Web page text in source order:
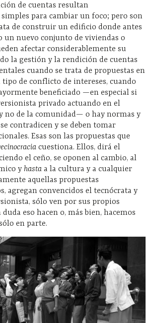
de cuentas resultan
para cambiar un foco; pero son
de construir un edificio donde antes
un nuevo conjunto de viviendas o
afectar considerablemente su
la gestión y la rendición de cuentas
cuando se trata de propuestas en
tipo de conflicto de intereses, cuando
beneficiado —en especial si
privado actuando en el
no de la comunidad— o hay normas y
contradicen y se deben tomar
Esas son las propuestas que
cuestiona. Ellos, dirá el
el ceño, se oponen al cambio, al
y hasta a la cultura y a cualquier
aquellas propuestas
agregan convencidos el tecnócrata y
sólo ven por sus propios
duda eso hacen o, más bien, hacemos
en parte.